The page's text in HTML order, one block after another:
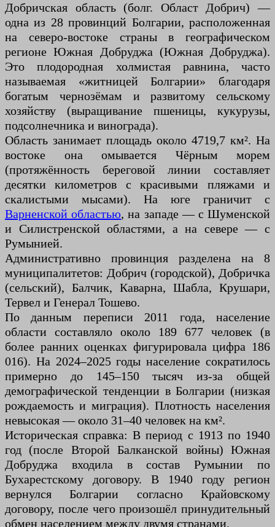
Добричская область (болг. Област Добрич) —
одна из 28 провинций Болгарии, расположенная
на северо-востоке страны в географическом
регионе Южная Добруджа (Южная Добруджа).
Это плодородная холмистая равнина, часто
называемая «житницей Болгарии» благодаря
богатым чернозёмам и развитому сельскому
хозяйству (выращивание пшеницы, кукурузы,
подсолнечника и винограда).
Область занимает площадь около 4719,7 км². На
востоке она омывается Чёрным морем
(протяжённость береговой линии составляет
десятки километров с красивыми пляжами и
скалистыми мысами). На юге граничит с
Варненской областью, на западе — с Шуменской
и Силистренской областями, а на севере — с
Румынией.
Административно провинция разделена на 8
муниципалитетов: Добрич (городской), Добричка
(сельский), Балчик, Каварна, Шабла, Крушари,
Тервел и Генерал Тошево.
По данным переписи 2011 года, население
области составляло около 189 677 человек (в
более ранних оценках фигурировала цифра 186
016). На 2024–2025 годы население сократилось
примерно до 145–150 тысяч из-за общей
демографической тенденции в Болгарии (низкая
рождаемость и миграция). Плотность населения
невысокая — около 31–40 человек на км².
Историческая справка: В период с 1913 по 1940
год (после Второй Балканской войны) Южная
Добруджа входила в состав Румынии по
Бухарестскому договору. В 1940 году регион
вернулся Болгарии согласно Крайовскому
договору, после чего произошёл принудительный
обмен населением между двумя странами.